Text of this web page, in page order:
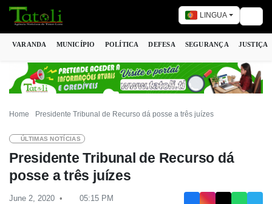
LINGUA
VARANDA MUNICÍPIO POLÍTICA DEFESA SEGURANÇA JUSTIÇA
Home Presidente Tribunal de Recurso dá posse a três juízes
ÚLTIMAS NOTÍCIAS
Presidente Tribunal de Recurso dá
posse a três juízes
June 2, 2020 05:15 PM